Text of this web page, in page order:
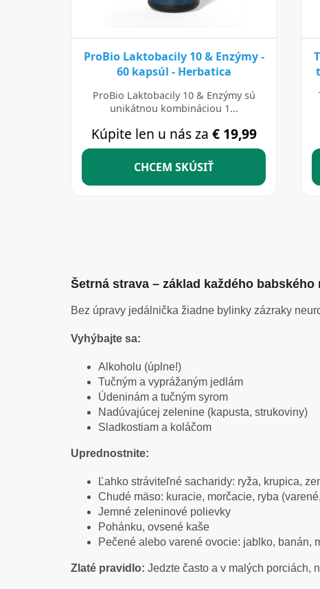
Šetrná strava – základ každého babského
Bez úpravy jedálnička žiadne bylinky zázraky
Vyhýbajte sa:
Alkoholu (úplne!)
Tučným a vyprážaným jedlám
Údeninám a tučným syrom
Nadúvajúcej zelenine (kapusta, strukoviny)
Sladkostiam a koláčom
Uprednostnite:
Ľahko stráviteľné sacharidy: ryža, krupica,
Chudé mäso: kuracie, morčacie, ryba
Jemné zeleninové polievky
Pohánku, ovsené kaše
Pečené alebo varené ovocie: jablko, banán,
Zlaté pravidlo: Jedzte často a v malých porciách,